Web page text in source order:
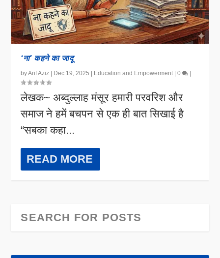
‘ना’ कहने का जादू
byArif Aziz | Dec 19, 2025 | Education and Empowerment |0 |
लेखक~ अब्दुल्लाह मंसूर हमारी परवरिश और
समाज ने हमें बचपन से एक ही बात सिखाई है
“सबका कहा...
READ MORE